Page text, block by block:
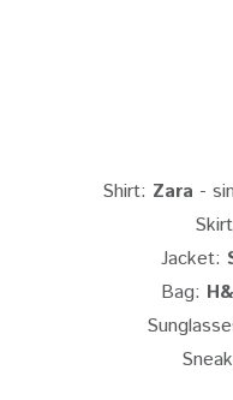
Shirt: Zara -
Jacket:
Bag: